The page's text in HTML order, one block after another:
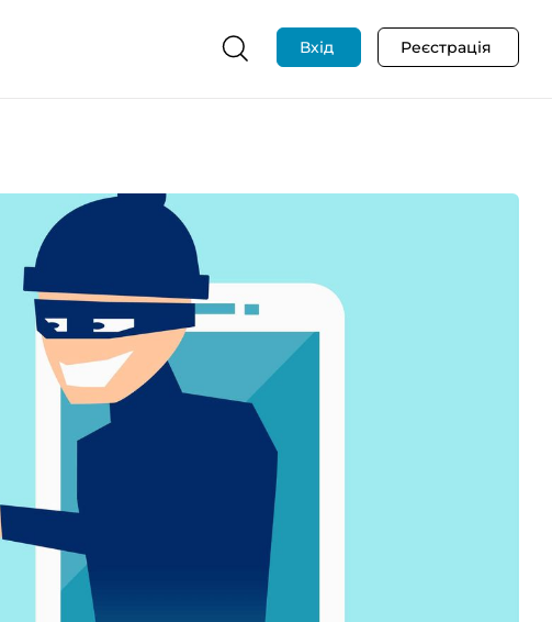
Вхід Реєстрація